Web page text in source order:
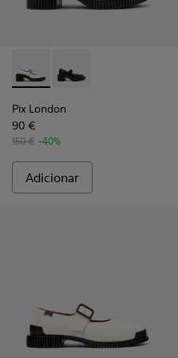
Sandálias de pele bordeaux
004
K201915-002 - Sandálias de
- K201915-001
Pix London - K201876-002
Pix London -
Pix London
90 €
150 € -40%
Adicionar